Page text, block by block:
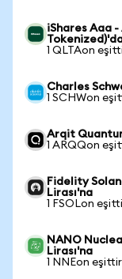
iShares Aaa
1 QLTAon
Charles
1 SCHWon
Arqit
1 ARQQon
Fidelity
Lirası'na
1 FSOLon
NANO
Lirası'na
1 NNEon